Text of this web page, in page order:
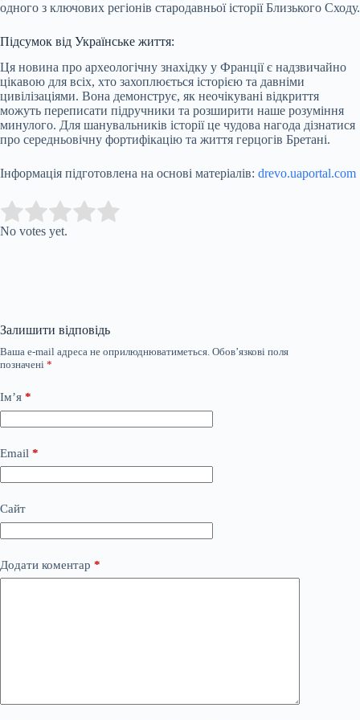
одного з ключових регіонів стародавньої історії Близького Сходу.
Підсумок від Українське життя:
Ця новина про археологічну знахідку у Франції є надзвичайно
цікавою для всіх, хто захоплюється історією та давніми
цивілізаціями. Вона демонструє, як неочікувані відкриття
можуть переписати підручники та розширити наше розуміння
минулого. Для шанувальників історії це чудова нагода дізнатися
про середньовічну фортифікацію та життя герцогів Бретані.
Інформація підготовлена на основі матеріалів: drevo.uaportal.com
Rate this item:
No votes yet.
Залишити відповідь
Ваша e-mail адреса не оприлюднюватиметься. Обов’язкові поля
позначені *
Ім’я *
Email *
Сайт
Додати коментар *